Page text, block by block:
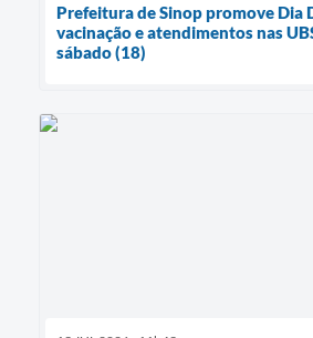
Prefeitura de Sinop promove Dia
vacinação e atendimentos nas
sábado (18)